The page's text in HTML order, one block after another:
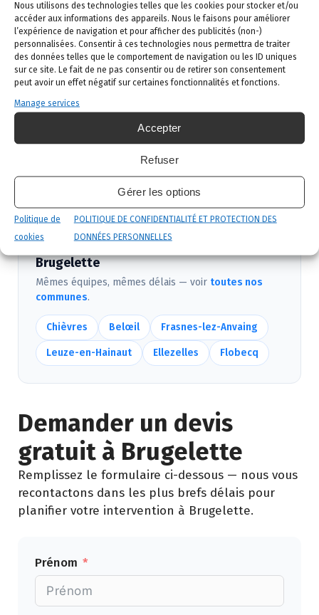
Nous utilisons des technologies telles que les cookies pour stocker et/ou
accéder aux informations des appareils. Nous le faisons pour améliorer
l’expérience de navigation et pour afficher des publicités (non-)
personnalisées. Consentir à ces technologies nous permettra de traiter
des données telles que le comportement de navigation ou les ID uniques
sur ce site. Le fait de ne pas consentir ou de retirer son consentement
peut avoir un effet négatif sur certaines fonctionnalités et fonctions.
Manage services
Accepter
Refuser
Gérer les options
Politique de
cookies
POLITIQUE DE CONFIDENTIALITÉ ET PROTECTION DES
DONNÉES PERSONNELLES
formulaire ci-dessous ou vous nous appelez au
02 523 21 89. Réponse sous 24h.
Diagnostic gratuit: notre technicien vient
identifier la nuisance et son origine.
Intervention ciblée: traitement adapté,
produits certifiés, sécurité maximale, discrétion
garantie.
Brugelette
Mêmes équipes, mêmes délais — voir toutes nos
communes.
Chièvres Belœil Frasnes-lez-Anvaing
Leuze-en-Hainaut Ellezelles Flobecq
Demander un devis
gratuit à Brugelette
Remplissez le formulaire ci-dessous — nous vous
recontactons dans les plus brefs délais pour
planifier votre intervention à Brugelette.
Prénom